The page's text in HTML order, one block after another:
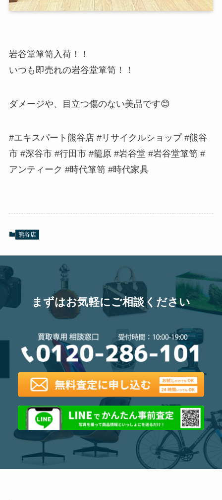
岩谷堂箪笥入荷！！
いつも即売れの岩谷堂箪笥！！
ダメージや、目立つ傷のない美品です😊
#エキスパート熊谷店 #リサイクルショップ #熊谷
市 #深谷市 #行田市 #籠原 #岩谷堂 #岩谷堂箪笥 #
アンティーク #時代箪笥 #時代家具
熊谷店
まずはお気軽にご相談ください